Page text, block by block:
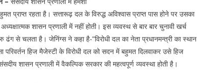
प्राप्त रहता है। सत्तारूढ़ दल के विरुद्ध अविश्वास प्राप्त पास होने पर उसका
शासन प्रणाली में नहीं होती। इस व्यवस्थ से बार बार चुनावी खर्च
से चलता है। जेनिंग्स ने कहा है-”विरोधी दल का नेता प्रधानमन्त्री का स्थान
हिज मैजेस्टी के विरोधी दल को सदन में बहुमत दिलवाकर उसे हिज
शासन प्रणाली में वैकल्पिक सरकार की महत्वपूर्ण व्यवस्था होती है।